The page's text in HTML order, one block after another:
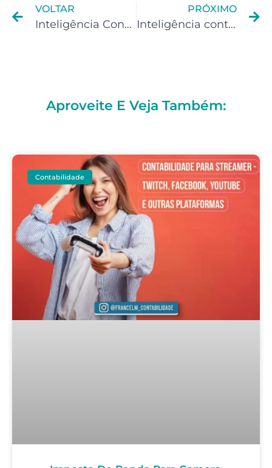
VOLTAR
Inteligência Contábil para Influenciador Digital
PRÓXIMO
Inteligência contábil para Afiliado
Aproveite E Veja Também:
Contabilidade